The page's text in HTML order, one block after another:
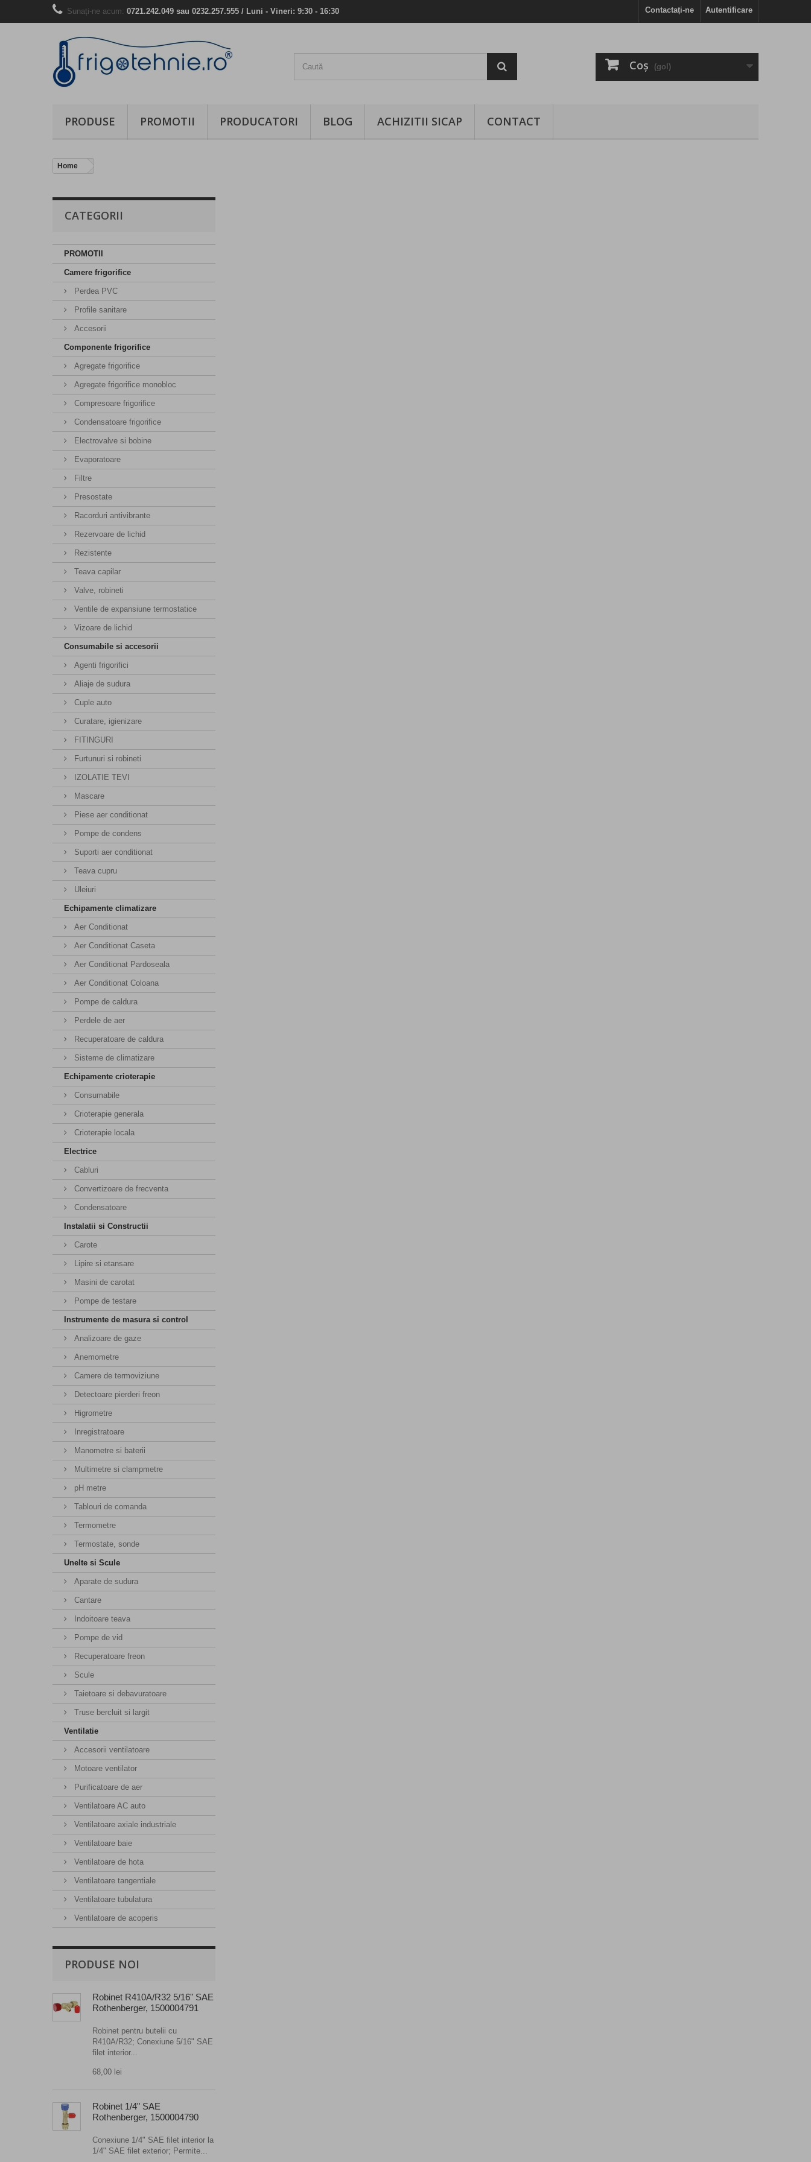
Autentificare
Contactați-ne
Sunați-ne acum: 0721.242.049 sau 0232.257.555 / Luni - Vineri: 9:30 - 16:30
Coş (gol)
PRODUSE PROMOTII PRODUCATORI BLOG ACHIZITII SICAP CONTACT
Home
CATEGORII
PROMOTII
Camere frigorifice
Perdea PVC
Profile sanitare
Accesorii
Componente frigorifice
Agregate frigorifice
Agregate frigorifice monobloc
Compresoare frigorifice
Condensatoare frigorifice
Electrovalve si bobine
Evaporatoare
Filtre
Presostate
Racorduri antivibrante
Rezervoare de lichid
Rezistente
Teava capilar
Valve, robineti
Ventile de expansiune termostatice
Vizoare de lichid
Consumabile si accesorii
Agenti frigorifici
Aliaje de sudura
Cuple auto
Curatare, igienizare
FITINGURI
Furtunuri si robineti
IZOLATIE TEVI
Mascare
Piese aer conditionat
Pompe de condens
Suporti aer conditionat
Teava cupru
Uleiuri
Echipamente climatizare
Aer Conditionat
Aer Conditionat Caseta
Aer Conditionat Pardoseala
Aer Conditionat Coloana
Pompe de caldura
Perdele de aer
Recuperatoare de caldura
Sisteme de climatizare
Echipamente crioterapie
Consumabile
Crioterapie generala
Crioterapie locala
Electrice
Cabluri
Convertizoare de frecventa
Condensatoare
Instalatii si Constructii
Carote
Lipire si etansare
Masini de carotat
Pompe de testare
Instrumente de masura si control
Analizoare de gaze
Anemometre
Camere de termoviziune
Detectoare pierderi freon
Higrometre
Inregistratoare
Manometre si baterii
Multimetre si clampmetre
pH metre
Tablouri de comanda
Termometre
Termostate, sonde
Unelte si Scule
Aparate de sudura
Cantare
Indoitoare teava
Pompe de vid
Recuperatoare freon
Scule
Taietoare si debavuratoare
Truse bercluit si largit
Ventilatie
Accesorii ventilatoare
Motoare ventilator
Purificatoare de aer
Ventilatoare AC auto
Ventilatoare axiale industriale
Ventilatoare baie
Ventilatoare de hota
Ventilatoare tangentiale
Ventilatoare tubulatura
Ventilatoare de acoperis
PRODUSE NOI
Robinet R410A/R32 5/16" SAE
Rothenberger, 1500004791
Robinet pentru butelii cu
R410A/R32; Conexiune 5/16" SAE
filet interior...
68,00 lei
Robinet 1/4" SAE
Rothenberger, 1500004790
Conexiune 1/4" SAE filet interior la
1/4" SAE filet exterior; Permite...